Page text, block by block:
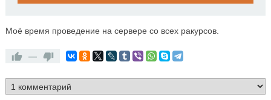
Моё время проведение на сервере со всех ракурсов.
—